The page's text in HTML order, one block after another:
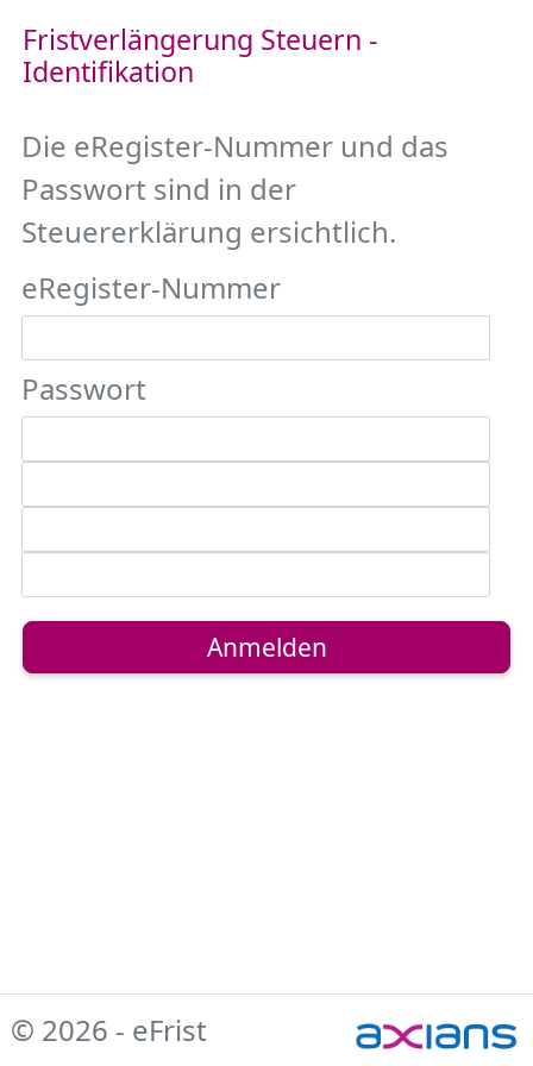
Fristverlängerung Steuern -
Identifikation
Die eRegister-Nummer und das
Passwort sind in der
Steuererklärung ersichtlich.
eRegister-Nummer
Passwort
Anmelden
© 2026 - eFrist